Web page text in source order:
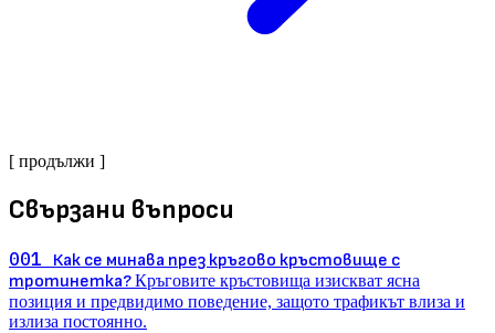
[ продължи ]
Свързани въпроси
001 Как се минава през кръгово кръстовище с
тротинетка?Кръговите кръстовища изискват ясна
позиция и предвидимо поведение, защото трафикът влиза и
излиза постоянно.